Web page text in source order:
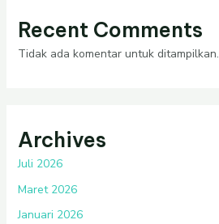
Recent Comments
Tidak ada komentar untuk ditampilkan.
Archives
Juli 2026
Maret 2026
Januari 2026